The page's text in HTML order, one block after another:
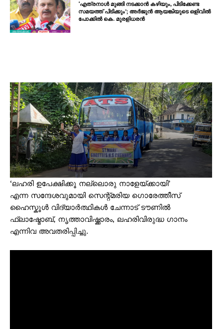
‘എത്രനാൾ മുങ്ങി നടക്കാൻ കഴിയും, പിടിക്കേണ്ട
സമയത്ത് പിടിക്കും’; അർജുൻ ആയങ്കിയുടെ ഒളിവിൽ
പോക്കിൽ കെ. മുരളിധരൻ
‘ലഹരി ഉപേക്ഷിക്കൂ നല്ലൊരു നാളേയ്ക്കായി’
എന്ന സന്ദേശവുമായി സെന്റ്മരിയ ഗൊരേത്തീസ്‌
ഹൈസ്കൂൾ വിദ്യാർത്ഥികൾ ചേന്നാട് ടൗണിൽ
ഫ്ലാഷ്മോബ്, നൃത്താവിഷ്ക്കാരം, ലഹരിവിരുദ്ധ ഗാനം
എന്നിവ അവതരിപ്പിച്ചു.